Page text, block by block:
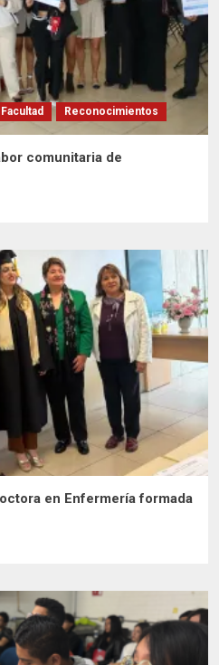
Facultad Reconocimientos
comunitaria de
en Enfermería formada